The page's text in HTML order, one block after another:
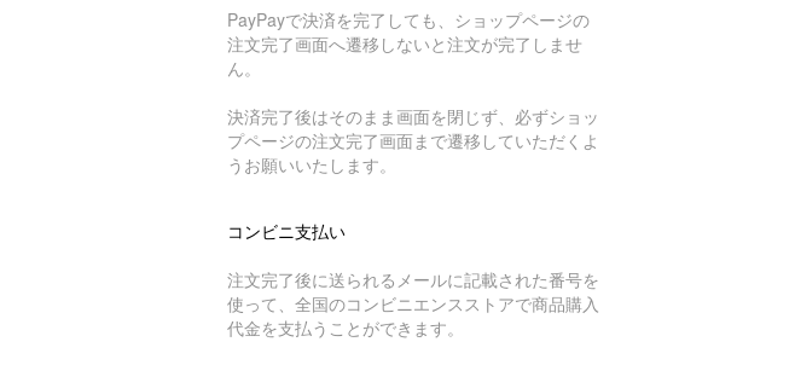
PayPayで決済を完了しても、ショップページの
注文完了画面へ遷移しないと注文が完了しませ
ん。
決済完了後はそのまま画面を閉じず、必ずショッ
プページの注文完了画面まで遷移していただくよ
うお願いいたします。
コンビニ支払い
注文完了後に送られるメールに記載された番号を
使って、全国のコンビニエンスストアで商品購入
代金を支払うことができます。